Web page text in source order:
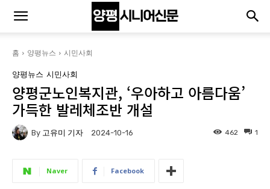
홈 양평뉴스 시민사회
양평뉴스 시민사회
양평군노인복지관, ‘우아하고 아름다움’
가득한 발레체조반 개설
By 고유미 기자 2024-10-16 1
462
Naver Facebook